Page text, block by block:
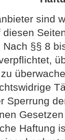
sind
diesen
§§ 8
Sperrung
Haftung